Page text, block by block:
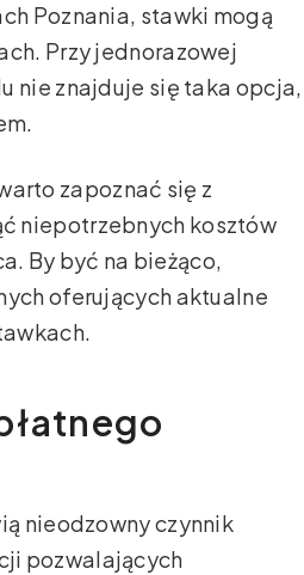
Poznania, stawki mogą
Przy jednorazowej
nie znajduje się taka opcja,
zapoznać się z
niepotrzebnych kosztów
By być na bieżąco,
oferujących aktualne
nieodzowny czynnik
pozwalających